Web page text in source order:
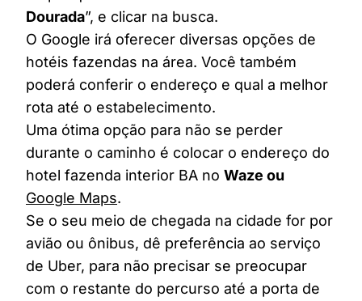
Dourada”, e clicar na busca.
O Google irá oferecer diversas opções de
hotéis fazendas na área. Você também
poderá conferir o endereço e qual a melhor
rota até o estabelecimento.
Uma ótima opção para não se perder
durante o caminho é colocar o endereço do
hotel fazenda interior BA no Waze ou
Google Maps.
Se o seu meio de chegada na cidade for por
avião ou ônibus, dê preferência ao serviço
de Uber, para não precisar se preocupar
com o restante do percurso até a porta de